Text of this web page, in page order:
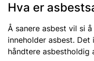
Hva er
Å sanere asbest vil si
inneholder asbest.
håndtere